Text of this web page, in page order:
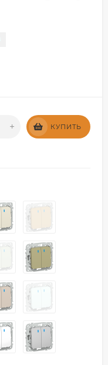
+ КУПИТЬ